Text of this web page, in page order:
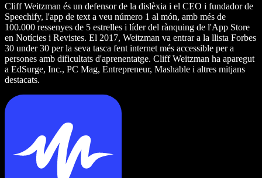
Cliff Weitzman és un defensor de la dislèxia i el CEO i fundador de
Speechify, l'app de text a veu número 1 al món, amb més de
100.000 ressenyes de 5 estrelles i líder del rànquing de l'App Store
en Notícies i Revistes. El 2017, Weitzman va entrar a la llista Forbes
30 under 30 per la seva tasca fent internet més accessible per a
persones amb dificultats d'aprenentatge. Cliff Weitzman ha aparegut
a EdSurge, Inc., PC Mag, Entrepreneur, Mashable i altres mitjans
destacats.